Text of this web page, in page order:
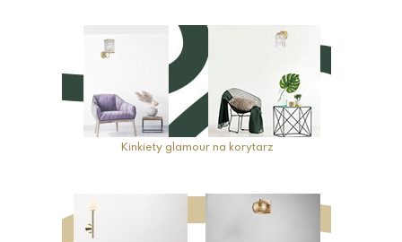
Kinkiety glamour na korytarz